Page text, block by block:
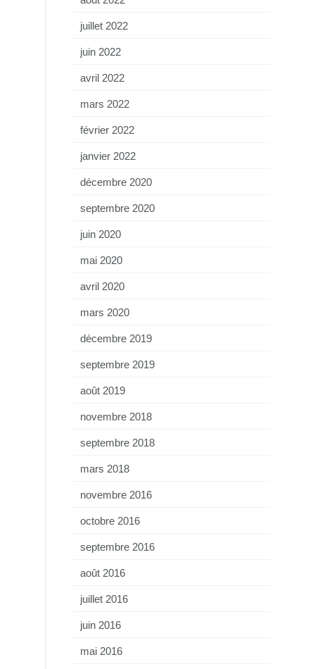
juillet 2022
juin 2022
avril 2022
mars 2022
février 2022
janvier 2022
décembre 2020
septembre 2020
juin 2020
mai 2020
avril 2020
mars 2020
décembre 2019
septembre 2019
août 2019
novembre 2018
septembre 2018
mars 2018
novembre 2016
octobre 2016
septembre 2016
août 2016
juillet 2016
juin 2016
mai 2016